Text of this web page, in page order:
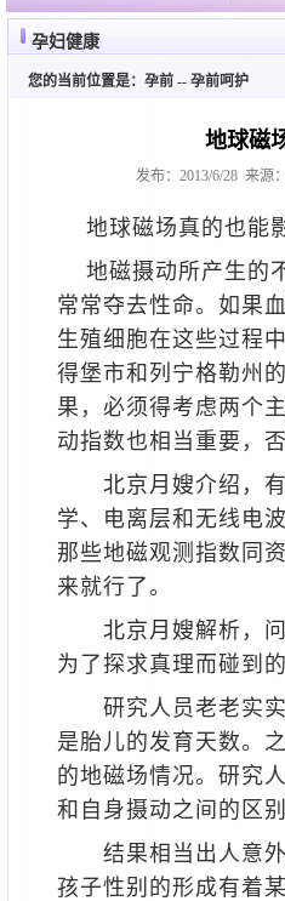
孕妇健康
您的当前位置是： 孕前 -- 孕前呵护
地球磁
发布：2013/6/28 来源
地球磁场真的也能
地磁摄动所产生的
常常夺去性命。如果
生殖细胞在这些过程
得堡市和列宁格勒州
果，必须得考虑两个
动指数也相当重要，
北京月嫂介绍，
学、电离层和无线电
那些地磁观测指数同
来就行了。
北京月嫂解析，
为了探求真理而碰到
研究人员老老实实
是胎儿的发育天数。
的地磁场情况。研究
和自身摄动之间的区别
结果相当出人意外
孩子性别的形成有着某